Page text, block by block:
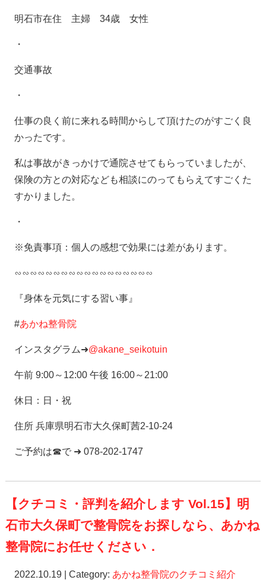
明石市在住 主婦 34歳 女性
・
交通事故
・
仕事の良く前に来れる時間からして頂けたのがすごく良
かったです。
私は事故がきっかけで通院させてもらっていましたが、
保険の方との対応なども相談にのってもらえてすごくた
すかりました。
・
※免責事項：個人の感想で効果には差があります。
∽∽∽∽∽∽∽∽∽∽∽∽∽∽∽∽∽∽
『身体を元気にする習い事』
#あかね整骨院
インスタグラム➜@akane_seikotuin
午前 9:00～12:00 午後 16:00～21:00
休日：日・祝
住所 兵庫県明石市大久保町茜2-10-24
ご予約は☎で ➜ 078-202-1747
【クチコミ・評判を紹介します Vol.15】明
石市大久保町で整骨院をお探しなら、あかね
整骨院にお任せください．
2022.10.19 | Category: あかね整骨院のクチコミ紹介